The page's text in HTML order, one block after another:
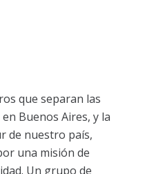
que separan las
Buenos Aires, y la
de nuestro país,
una misión de
Un grupo de